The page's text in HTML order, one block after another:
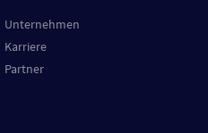
Unternehmen
Karriere
Partner